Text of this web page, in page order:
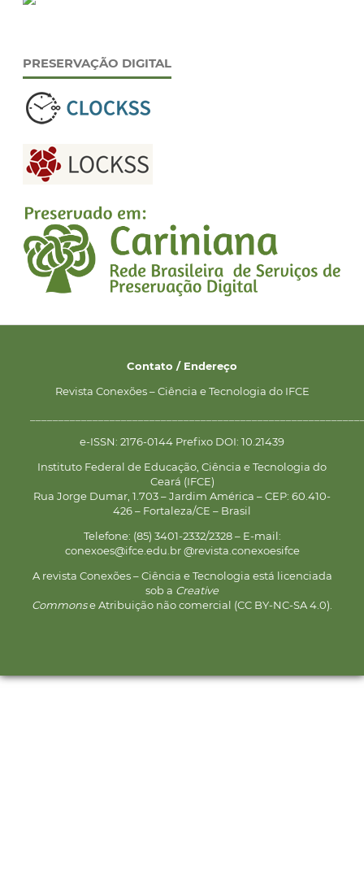
PRESERVAÇÃO DIGITAL
Contato / Endereço
Revista Conexões – Ciência e Tecnologia do IFCE
e-ISSN: 2176-0144 Prefixo DOI: 10.21439
Instituto Federal de Educação, Ciência e Tecnologia do
Ceará (IFCE)
Rua Jorge Dumar, 1.703 – Jardim América – CEP: 60.410-
426 – Fortaleza/CE – Brasil
Telefone: (85) 3401-2332/2328 – E-mail:
conexoes@ifce.edu.br @revista.conexoesifce
A revista Conexões – Ciência e Tecnologia está licenciada
sob a Creative
Commonse Atribuição não comercial (CC BY-NC-SA 4.0).